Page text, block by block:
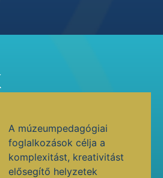
A múzeumpedagógiai
foglalkozások célja a
komplexitást, kreativitást
elősegítő helyzetek